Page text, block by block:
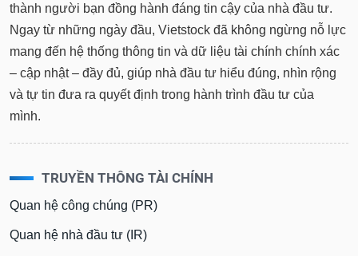
thành người bạn đồng hành đáng tin cậy của nhà đầu tư.
Ngay từ những ngày đầu, Vietstock đã không ngừng nỗ lực
mang đến hệ thống thông tin và dữ liệu tài chính chính xác
– cập nhật – đầy đủ, giúp nhà đầu tư hiểu đúng, nhìn rộng
và tự tin đưa ra quyết định trong hành trình đầu tư của
mình.
TRUYỀN THÔNG TÀI CHÍNH
Quan hệ công chúng (PR)
Quan hệ nhà đầu tư (IR)